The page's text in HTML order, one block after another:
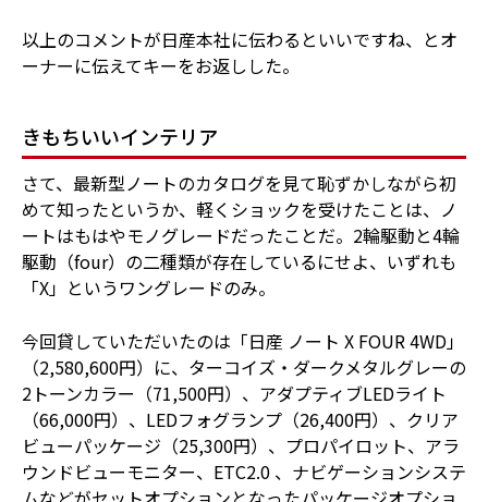
以上のコメントが日産本社に伝わるといいですね、とオ
ーナーに伝えてキーをお返しした。
きもちいいインテリア
さて、最新型ノートのカタログを見て恥ずかしながら初
めて知ったというか、軽くショックを受けたことは、ノ
ートはもはやモノグレードだったことだ。2輪駆動と4輪
駆動（four）の二種類が存在しているにせよ、いずれも
「X」というワングレードのみ。
今回貸していただいたのは「日産 ノート X FOUR 4WD」
（2,580,600円）に、ターコイズ・ダークメタルグレーの
2トーンカラー（71,500円）、アダプティブLEDライト
（66,000円）、LEDフォグランプ（26,400円）、クリア
ビューパッケージ（25,300円）、プロパイロット、アラ
ウンドビューモニター、ETC2.0 、ナビゲーションシステ